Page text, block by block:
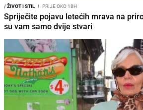
/ŽIVOT I STIL I PRIJE OKO 18H
Spriječite pojavu letećih mrava na
su vam samo dvije stvari